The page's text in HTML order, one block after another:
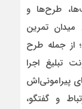
طرح‌ها و
میدان تمرین
از جمله طرح
تبلیغ اجرا
پیرامونی‌اش
و گفتگو،